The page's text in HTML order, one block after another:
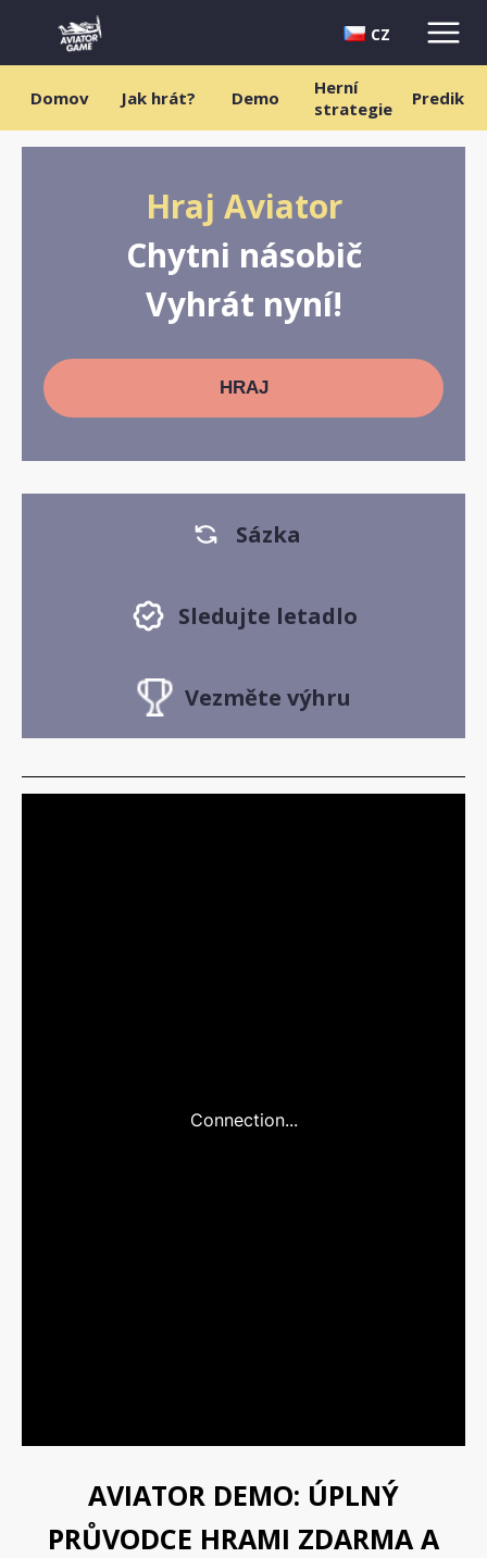
CZ
Domov Jak hrát? Demo
Herní
strategie
Hraj Aviator
Chytni násobič
Vyhrát nyní!
HRAJ
Sázka
Sledujte letadlo
Vezměte výhru
AVIATOR DEMO: ÚPLNÝ
PRŮVODCE HRAMI ZDARMA A